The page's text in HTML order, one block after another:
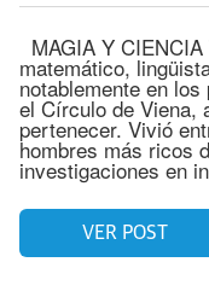
MAGIA Y
matemático,
notablemente en
el Círculo de Viena,
pertenecer. Vivió
hombres más ricos
investigaciones en
VER POST